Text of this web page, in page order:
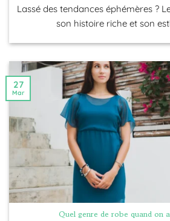
🌎 Quels sont les
vie bohème ?
Lassé des tendances éphémères ?
son histoire riche et son
Quel genre de robe quand on
27
Mar